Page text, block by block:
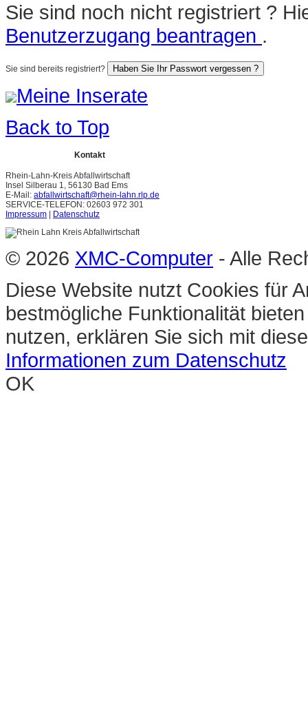
Sie sind noch nicht registriert ?
Benutzerzugang beantragen .
Sie sind bereits registriert?
Meine Inserate
Back to Top
Kontakt
Rhein-Lahn-Kreis Abfallwirtschaft
Insel Silberau 1, 56130 Bad Ems
E-Mail: abfallwirtschaft@rhein-lahn.rlp.de
SERVICE-TELEFON: 02603 972 301
Impressum
Datenschutz
© 2026 XMC-Computer - Alle
Diese Website nutzt Cookies für
bestmögliche Funktionalität
nutzen, erklären Sie sich mit
Informationen zum Datenschutz
OK